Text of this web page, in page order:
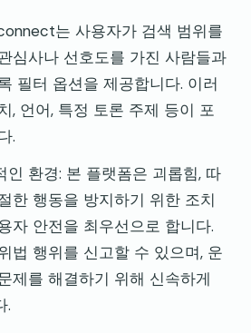
는 사용자가 검색 범위를
심사나 선호도를 가진 사람들과
필터 옵션을 제공합니다. 이러
, 언어, 특정 토론 주제 등이 포
.
인 환경: 본 플랫폼은 괴롭힘, 따
한 행동을 방지하기 위한 조치
자 안전을 최우선으로 합니다.
법 행위를 신고할 수 있으며, 운
제를 해결하기 위해 신속하게
.